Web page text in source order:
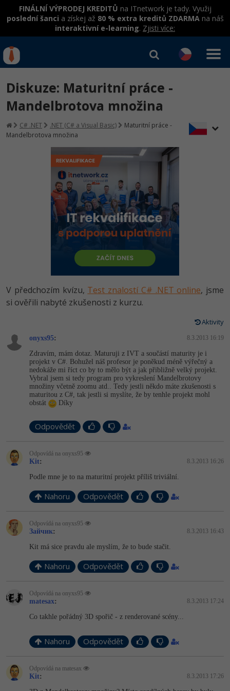
FINÁLNÍ VÝPRODEJ KREDITŮ na ITnetwork je tady. Využij
poslední šanci a získej až 80 % extra kreditů ZDARMAna náš
interaktivní e-learning. Zjisti více:
Rekvalifikace a kurzy
hrazené úřadem práce
Workshopy zdarma
Umělá inteligence v praxi
Datová analýza v praxi
Školení
Základy programování
Objektové programování - OOP
Umělá inteligence
HTML5, CSS3, Bootstrap, SEO
SQL a databáze
Testování a verzování
Spring
ASP.NET MVC
Django
Školení dle technologií
C# .NET
Java
JavaScript
Python
MySQL/MariaDB
MS-SQL
SQLite
Kurzy IT profesí
Junior programátor
Programátor WWW aplikací
Senior programátor
Front-end developer
Vývojář mobilních aplikací
Specialista na AI a bigdata
C# Game developer
Webdesigner
Tester
Systémový administrátor
Grafik / UX/UI návrhář
3D grafik
Projektový manažer
Databázový analytik
Copywriter
WordPress specialista
SEO specialista
Kurzy programování
Jak začít?
Java -80%
C#.NET -80%
Python -80%
JavaScript -80%
PHP
-80%
Swift
Kotlin -80%
C -80%
VB.NET
SQL
Návrh SW -80%
Algoritmy -41%
Umělá inteligence (AI) -10%
Pro děti
Kurzy designu
-80%
Blog
Přihlásit se|Registrovat
Diskuze: Maturitní práce -
Mandelbrotova množina
C# .NET .NET (C# a Visual Basic)
Maturitní práce -
Mandelbrotova množina
V předchozím kvízu, Test znalostí C# .NET online, jsme
si ověřili nabyté zkušenosti z kurzu.
Aktivity
onyxs95: 8.3.2013 16:19
Zdravím, mám dotaz. Maturuji z IVT a součástí maturity je i
projekt v C#. Bohužel náš profesor je poněkud méně výřečný a
nedokáže mi říct co by to mělo být a jak přibližně velký projekt.
Vybral jsem si tedy program pro vykreslení Mandelbrotovy
množiny včetně zoomu atd.. Tedy jestli někdo máte zkušenosti s
maturitou z C#, tak jestli si myslíte, že by tenhle projekt mohl
obstát
Díky
Odpovědět
Odpovídá na onyxs95
Kit: 8.3.2013 16:26
Podle mne je to na maturitní projekt příliš triviální.
Nahoru Odpovědět
Odpovídá na onyxs95
Зайчик: 8.3.2013 16:43
Kit má sice pravdu ale myslím, že to bude stačit.
Nahoru Odpovědět
Odpovídá na onyxs95
matesax: 8.3.2013 17:24
Co takhle pořádný 3D spořič - z renderované scény...
Nahoru Odpovědět
Odpovídá na matesax
Kit: 8.3.2013 17:26